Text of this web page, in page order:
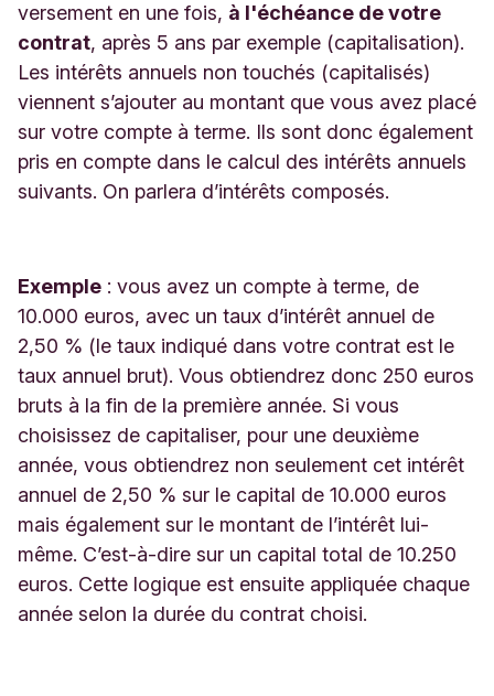
versement en une fois, à l'échéance de votre
contrat, après 5 ans par exemple (capitalisation).
Les intérêts annuels non touchés (capitalisés)
viennent s’ajouter au montant que vous avez placé
sur votre compte à terme. Ils sont donc également
pris en compte dans le calcul des intérêts annuels
suivants. On parlera d’intérêts composés.
Exemple : vous avez un compte à terme, de
10.000 euros, avec un taux d’intérêt annuel de
2,50 % (le taux indiqué dans votre contrat est le
taux annuel brut). Vous obtiendrez donc 250 euros
bruts à la fin de la première année. Si vous
choisissez de capitaliser, pour une deuxième
année, vous obtiendrez non seulement cet intérêt
annuel de 2,50 % sur le capital de 10.000 euros
mais également sur le montant de l’intérêt lui-
même. C’est-à-dire sur un capital total de 10.250
euros. Cette logique est ensuite appliquée chaque
année selon la durée du contrat choisi.